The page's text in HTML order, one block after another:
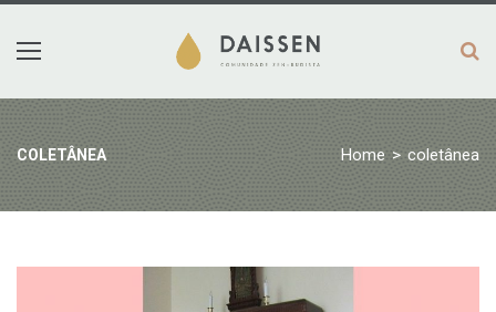
COLETÂNEA Home > coletânea